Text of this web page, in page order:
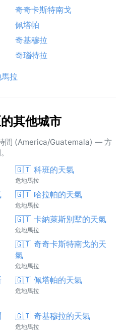
奇奇卡斯特南戈
佩塔帕
奇基穆拉
奇瑙特拉
拉
其他城市
間 (America/Guatemala) — 方
🇬🇹 科班的天氣
危地馬拉
🇬🇹 哈拉帕的天氣
危地馬拉
🇬🇹 卡納萊斯別墅的天氣
危地馬拉
🇬🇹 奇奇卡斯特南戈的天
氣
危地馬拉
🇬🇹 佩塔帕的天氣
危地馬拉
🇬🇹 奇基穆拉的天氣
危地馬拉